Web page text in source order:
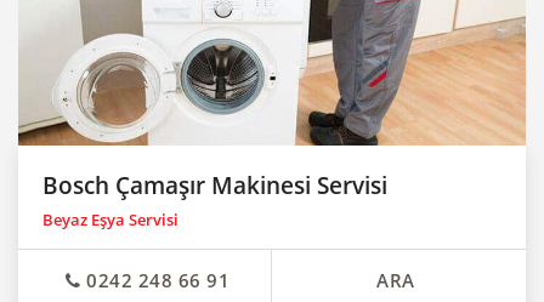
Bosch Çamaşır Makinesi Servisi
Beyaz Eşya Servisi
0242 248 66 91 ARA